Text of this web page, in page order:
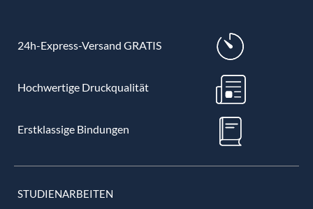
24h-Express-Versand GRATIS
Hochwertige Druckqualität
Erstklassige Bindungen
STUDIENARBEITEN